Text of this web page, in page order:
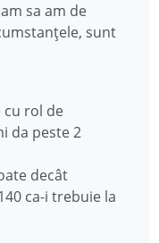
sa am de
sunt
cu rol de
da peste 2
decât
ca-i trebuie la